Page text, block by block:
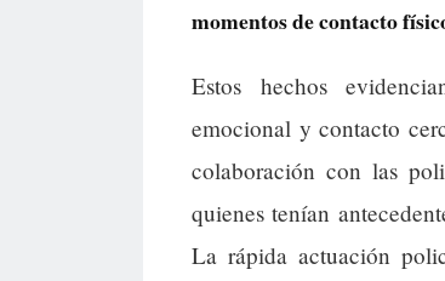
momentos de contacto
Estos hechos
emocional y contacto
colaboración con las
quienes tenían
La rápida actuación